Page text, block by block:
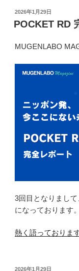
投
稿
日:
2026年1月29日
POCKET RD
MUGENLABO
3回目となりまし
になっております。
熱く語っておりま
投
2026年1月29日